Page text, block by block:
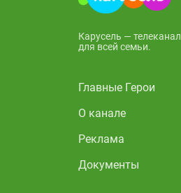
Карусель — телеканал
для всей семьи.
Главные Герои
О канале
Реклама
Документы